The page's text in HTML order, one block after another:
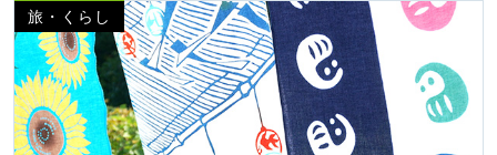
旅・くらし